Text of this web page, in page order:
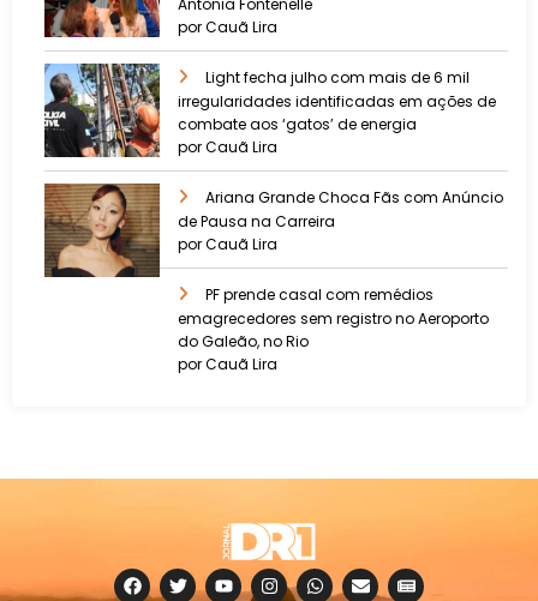
por Cauã Lira
Light fecha julho com mais de 6 mil
irregularidades identificadas em ações de
combate aos ‘gatos’ de energia
por Cauã Lira
Ariana Grande Choca Fãs com Anúncio
de Pausa na Carreira
por Cauã Lira
PF prende casal com remédios
emagrecedores sem registro no Aeroporto
do Galeão, no Rio
por Cauã Lira